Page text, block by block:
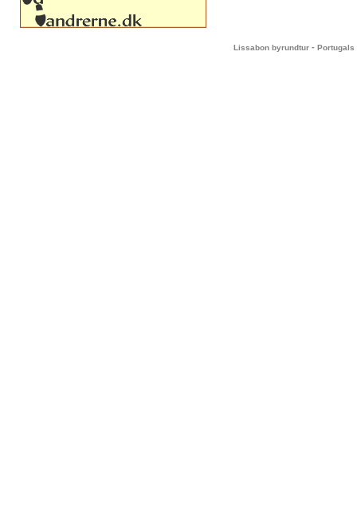
Lissabon byrundtur - Portugals